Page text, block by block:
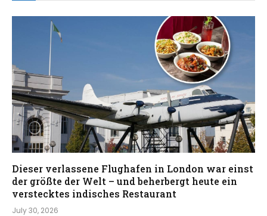
Dieser verlassene Flughafen in London war einst
der größte der Welt – und beherbergt heute ein
verstecktes indisches Restaurant
July 30, 2026